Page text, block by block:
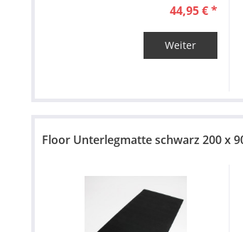
44,95 € *
Weiter
Floor Unterlegmatte schwarz 200 x